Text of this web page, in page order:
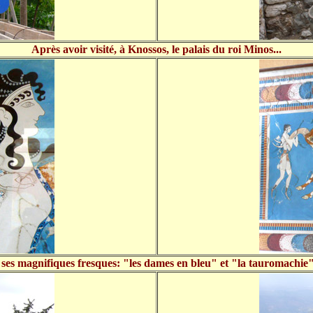
Après avoir visité, à Knossos, le palais du roi Minos...
ses magnifiques fresques: "les dames en bleu" et "la